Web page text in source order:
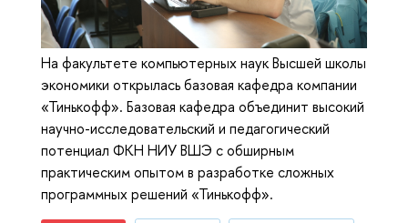
На факультете компьютерных наук Высшей школы
экономики открылась базовая кафедра компании
«Тинькофф». Базовая кафедра объединит высокий
научно-исследовательский и педагогический
потенциал ФКН НИУ ВШЭ с обширным
практическим опытом в разработке сложных
программных решений «Тинькофф».